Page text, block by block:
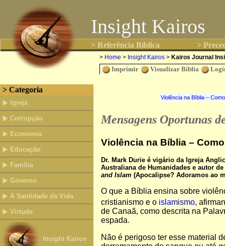
Insight Kairos
> Referência Bíblica >
> Home > Insight Kairos > Kairos Journal
Imprimir Visualizar Bíblia
> Categoria
Igreja
Corrupção
Economia
Educação
Família
Governo
A Santidade da Vida
Virtude
Insight Kairos
Mensagens Oportunas
Violência na Bíblia –
Dr. Mark Durie é vigário da Igreja
Australiana de Humanidades e autor de
and Islam (Apocalipse? Adoramos ao
O que a Bíblia ensina sobre
cristianismo e o islamismo,
de Canaã, como descrita na
espada.
Não é perigoso ter esse material